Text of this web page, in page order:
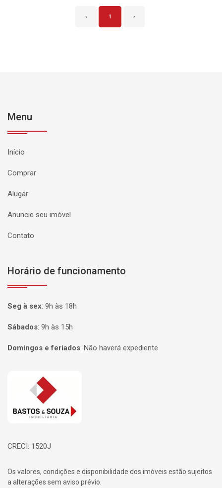
‹ 1 ›
Menu
Início
Comprar
Alugar
Anuncie seu imóvel
Contato
Horário de funcionamento
Seg à sex: 9h às 18h
Sábados: 9h às 15h
Domingos e feriados: Não haverá expediente
Página inicial
CRECI: 1520J
Os valores, condições e disponibilidade dos imóveis estão sujeitos
a alterações sem aviso prévio.